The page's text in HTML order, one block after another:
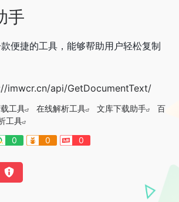
手
便捷的工具，能够帮助用户轻松复制
imwcr.cn/api/GetDocumentText/
工具 在线解析工具 文库下载助手
百
工具
0 0 0